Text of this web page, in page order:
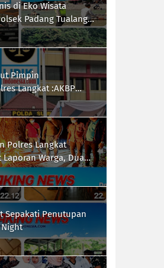
di Eko Wisata
Padang Tualang
Utamakan
Pimpin
Langkat :AKBP
S.E ,S.I.K,
Polres Langkat
Warga, Dua
Penyalah
di Desa Bubun di
Sepakati Penutupan